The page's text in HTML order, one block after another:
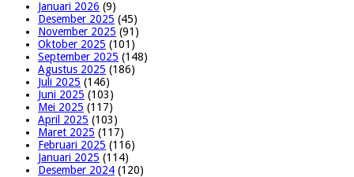
Januari 2026 (9)
Desember 2025 (45)
November 2025 (91)
Oktober 2025 (101)
September 2025 (148)
Agustus 2025 (186)
Juli 2025 (146)
Juni 2025 (103)
Mei 2025 (117)
April 2025 (103)
Maret 2025 (117)
Februari 2025 (116)
Januari 2025 (114)
Desember 2024 (120)